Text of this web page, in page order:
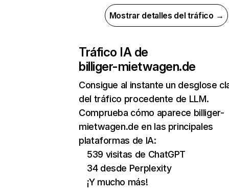
Mostrar detalles del tráfico →
Tráfico IA de
billiger-mietwagen.de
Consigue al instante un desglose
del tráfico procedente de LLM.
Comprueba cómo aparece billiger-
mietwagen.de en las principales
plataformas de IA:
539 visitas de ChatGPT
34 desde Perplexity
¡Y mucho más!